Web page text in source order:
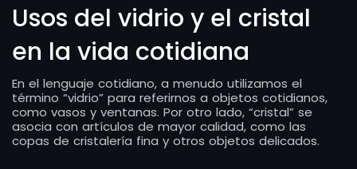
Usos del vidrio y el cristal
en la vida cotidiana
En el lenguaje cotidiano, a menudo utilizamos el
término “vidrio” para referirnos a objetos cotidianos,
como vasos y ventanas. Por otro lado, “cristal” se
asocia con artículos de mayor calidad, como las
copas de cristalería fina y otros objetos delicados.